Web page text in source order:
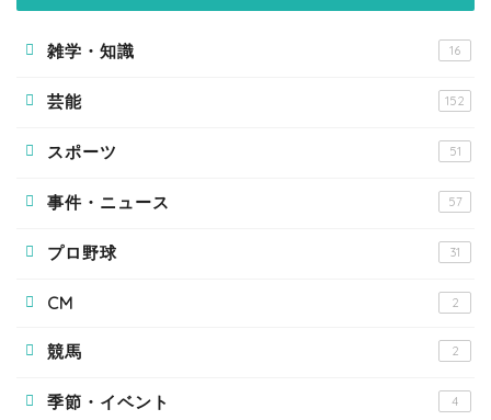
雑学・知識 16
芸能 152
スポーツ 51
事件・ニュース 57
プロ野球 31
CM 2
競馬 2
季節・イベント 4